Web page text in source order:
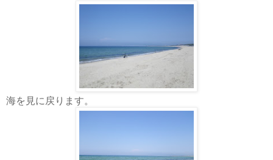
海を見に戻ります。